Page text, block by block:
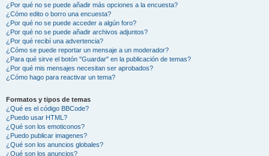
¿Por qué no se puede añadir más opciones a la encuesta?
¿Cómo edito o borro una encuesta?
¿Por qué no se puede acceder a algún foro?
¿Por qué no se puede añadir archivos adjuntos?
¿Por qué recibí una advertencia?
¿Cómo se puede reportar un mensaje a un moderador?
¿Para qué sirve el botón "Guardar" en la publicación de temas?
¿Por qué mis mensajes necesitan ser aprobados?
¿Cómo hago para reactivar un tema?
Formatos y tipos de temas
¿Qué es el código BBCode?
¿Puedo usar HTML?
¿Qué son los emoticonos?
¿Puedo publicar imagenes?
¿Qué son los anuncios globales?
¿Qué son los anuncios?